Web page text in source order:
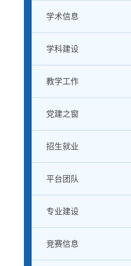
学术信息
学科建设
教学工作
党建之窗
招生就业
平台团队
专业建设
竞赛信息